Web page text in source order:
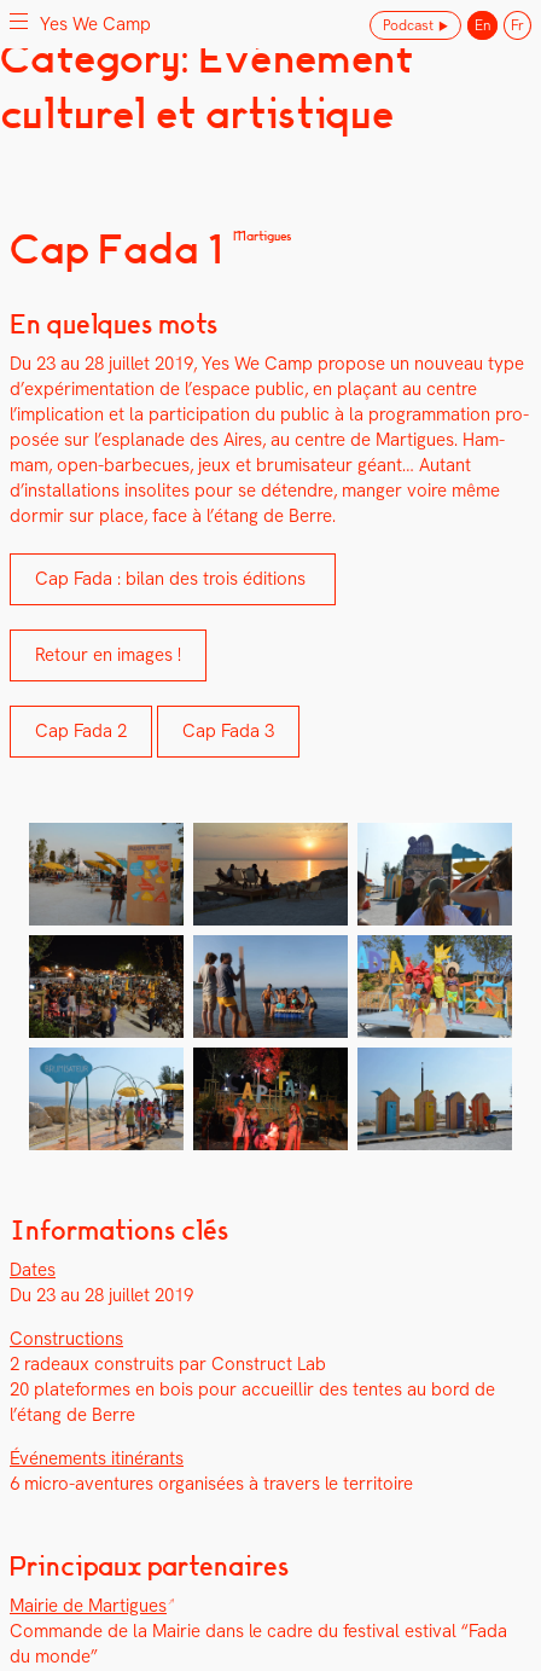
to
content
Yes We Camp
Utilisation inventive des espaces disponibles
Category: Evénement
culturel et artistique
Cap Fada 1 Martigues
En quelques mots
Du 23 au 28 juil­let 2019, Yes We Camp pro­pose un nou­veau type
d’expérimentation de l’espace pub­lic, en plaçant au cen­tre
l’implication et la par­tic­i­pa­tion du pub­lic à la pro­gram­ma­tion pro­
posée sur l’esplanade des Aires, au cen­tre de Mar­tigues. Ham­
mam, open-bar­be­cues, jeux et bru­misa­teur géant… Autant
d’installations inso­lites pour se déten­dre, manger voire même
dormir sur place, face à l’étang de Berre.
Cap Fada : bilan des trois édi­tions
Retour en images !
Cap Fada 2 Cap Fada 3
Informations clés
Dates
Du 23 au 28 juil­let 2019
Con­struc­tions
2 radeaux con­stru­its par Con­struct Lab
20 plate­formes en bois pour accueil­lir des tentes au bord de
l’étang de Berre
Événe­ments itinérants
6 micro-aven­tures organ­isées à tra­vers le ter­ri­toire
Principaux partenaires
Mairie de Mar­tigues
Com­mande de la Mairie dans le cadre du fes­ti­val esti­val “Fada
du monde”
Yes We Camp Podcast En Fr